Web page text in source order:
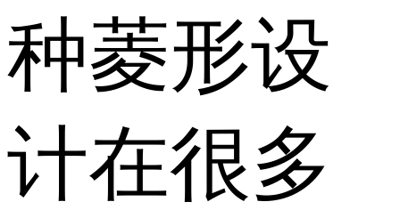
种菱形设
计在很多